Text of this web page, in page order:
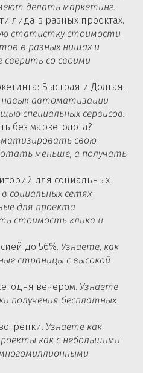
делать маркетинг.
лида в разных проектах.
статистку стоимости
в разных нишах и
со своими
Быстрая и Долгая.
автоматизации
специальных сервисов.
без маркетолога?
свою
меньше, а получать
для социальных
социальных сетях
для проекта
стоимость клика и
до 56%. Узнаете, как
страницы с высокой
вечером. Узнаете
получения бесплатных
Узнаете как
как с небольшими